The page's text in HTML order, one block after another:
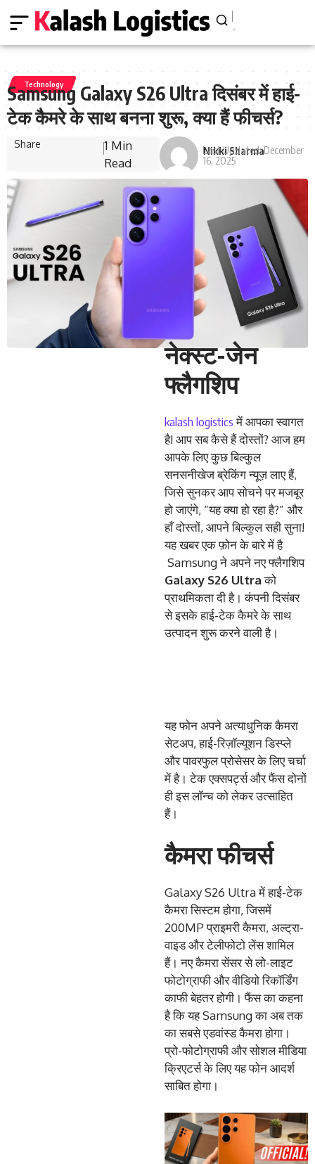
Technology
Samsung Galaxy S26 Ultra दिसंबर में हाई-
टेक कैमरे के साथ बनना शुरू, क्या हैं फीचर्स?
Nikki Sharma
Last Updated: December
16, 2025
Share
1 Min
Read
नेक्स्ट-जेन
फ्लैगशिप
kalash logisticsमें आपका स्वागत
है! आप सब कैसे हैं दोस्तों? आज हम
आपके लिए कुछ बिल्कुल
सनसनीखेज ब्रेकिंग न्यूज़ लाए हैं,
जिसे सुनकर आप सोचने पर मजबूर
हो जाएंगे, “यह क्या हो रहा है?” और
हाँ दोस्तों, आपने बिल्कुल सही सुना!
यह खबर एक फ़ोन के बारे में है
Samsung ने अपने नए फ्लैगशिप
Galaxy S26 Ultraको
प्राथमिकता दी है। कंपनी दिसंबर
से इसके हाई-टेक कैमरे के साथ
उत्पादन शुरू करने वाली है।
यह फोन अपने अत्याधुनिक कैमरा
सेटअप, हाई-रिज़ॉल्यूशन डिस्प्ले
और पावरफुल प्रोसेसर के लिए चर्चा
में है। टेक एक्सपर्ट्स और फैंस दोनों
ही इस लॉन्च को लेकर उत्साहित
हैं।
कैमरा फीचर्स
Galaxy S26 Ultra में हाई-टेक
कैमरा सिस्टम होगा, जिसमें
200MP प्राइमरी कैमरा, अल्ट्रा-
वाइड और टेलीफोटो लेंस शामिल
हैं। नए कैमरा सेंसर से लो-लाइट
फोटोग्राफी और वीडियो रिकॉर्डिंग
काफी बेहतर होगी। फैंस का कहना
है कि यह Samsung का अब तक
का सबसे एडवांस्ड कैमरा होगा।
प्रो-फोटोग्राफी और सोशल मीडिया
क्रिएटर्स के लिए यह फोन आदर्श
साबित होगा।